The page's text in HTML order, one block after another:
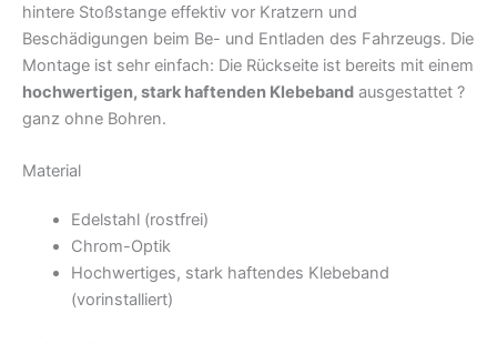
hintere Stoßstange effektiv vor Kratzern und
Beschädigungen beim Be- und Entladen des Fahrzeugs. Die
Montage ist sehr einfach: Die Rückseite ist bereits mit einem
hochwertigen, stark haftenden Klebeband ausgestattet ?
ganz ohne Bohren.
Material
Edelstahl (rostfrei)
Chrom-Optik
Hochwertiges, stark haftendes Klebeband
(vorinstalliert)